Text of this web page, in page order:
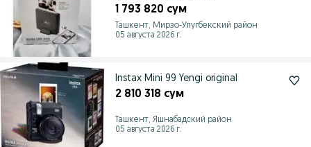
1 793 820 сум
Ташкент, Мирзо-Улугбекский район
05 августа 2026 г.
Instax Mini 99 Yengi original
2 810 318 сум
Ташкент, Яшнабадский район
05 августа 2026 г.